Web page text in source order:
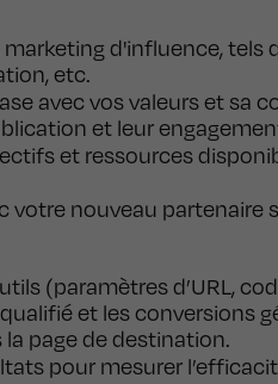
d'influence, tels
etc.
avec vos valeurs et sa
et leur
et ressources
votre nouveau
(paramètres d’URL,
et les conversions
la page de destination.
pour mesurer